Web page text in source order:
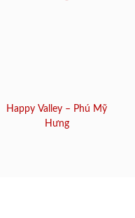
Happy Valley – Phú Mỹ
Hưng